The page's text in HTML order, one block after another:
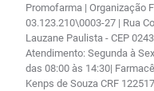
Promofarma | Organização
03.123.210\0003-27 | Rua
Lauzane Paulista - CEP
Atendimento: Segunda à
das 08:00 às 14:30|
Kenps de Souza CRF